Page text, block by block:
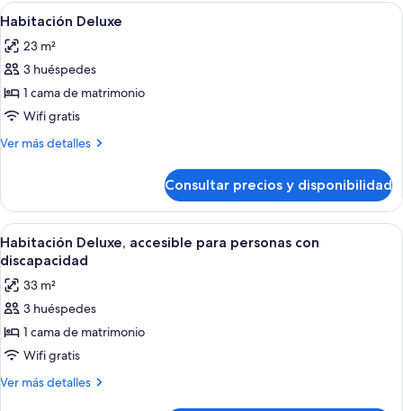
Abrir
todas
las
fotos
de
Habitación
Deluxe
Un dormitorio con cama de madera,
27
Habitación Deluxe
23 m²
3 huéspedes
1 cama de matrimonio
Wifi gratis
Ver más detalles
Más
Deluxe
Consultar precios y disponibilidad
Abrir
todas
las
fotos
de
Habitación
Deluxe,
accesible
Un dormitorio con cama, escritorio y
10
Habitación Deluxe, accesible para personas con
discapacidad
33 m²
3 huéspedes
1 cama de matrimonio
Wifi gratis
Ver más detalles
Más